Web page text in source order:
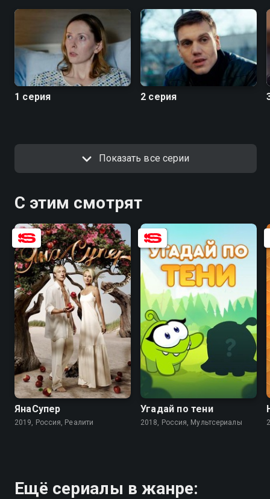
беременность вы можете совершенно бесплатно в
хорошем HD качестве на Смотрёшке
1 серия 2 серия
Показать все серии
С этим смотрят
ЯнаСупер
2019, Россия, Реалити
8.3
Угадай по тени
2018, Россия, Мультсериалы
Ещё сериалы в жанре: